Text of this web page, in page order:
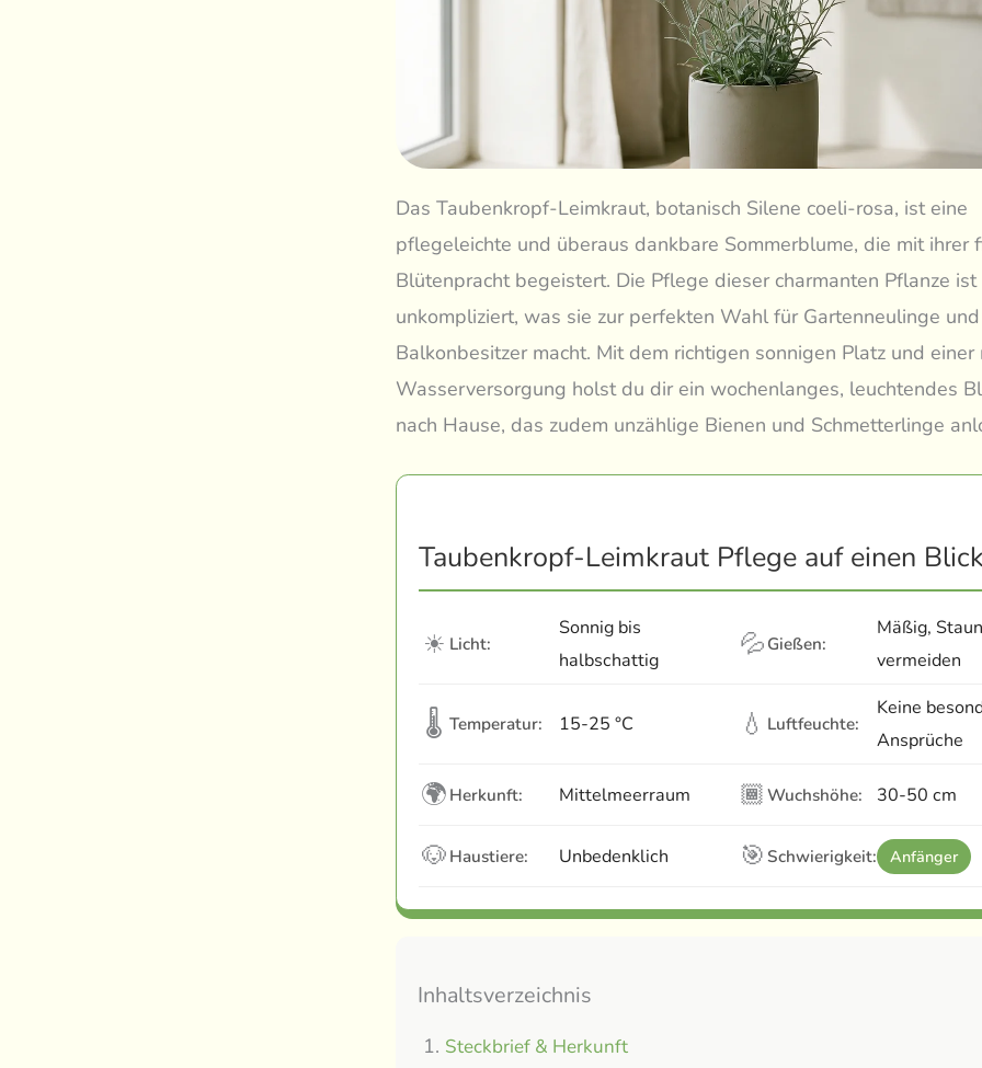
Das Taubenkropf-Leimkraut, botanisch Silene coeli-rosa, ist eine
pflegeleichte und überaus dankbare Sommerblume, die mit ihrer
Blütenpracht begeistert. Die Pflege dieser charmanten Pflanze ist
unkompliziert, was sie zur perfekten Wahl für Gartenneulinge und
Balkonbesitzer macht. Mit dem richtigen sonnigen Platz und einer
Wasserversorgung holst du dir ein wochenlanges, leuchtendes
nach Hause, das zudem unzählige Bienen und Schmetterlinge
Taubenkropf-Leimkraut Pflege auf einen Blick
☀ Licht:
Sonnig bis
halbschattig
💦 Gießen:
Mäßig,
vermeiden
🌡 Temperatur: 15-25 °C 💧 Luftfeuchte:
Keine
Ansprüche
🌍 Herkunft: Mittelmeerraum 🏾 Wuchshöhe: 30-50 cm
🐶 Haustiere: Unbedenklich 🎯 Schwierigkeit: Anfänger
Inhaltsverzeichnis
Steckbrief & Herkunft